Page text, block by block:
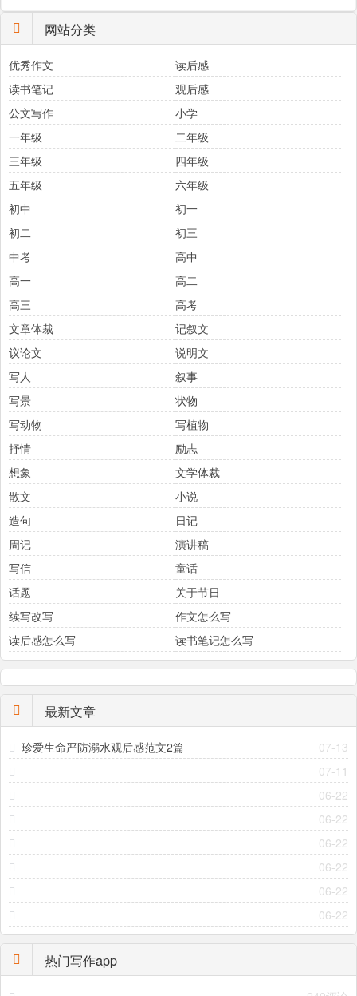
网站分类
优秀作文
读后感
读书笔记
观后感
公文写作
小学
一年级
二年级
三年级
四年级
五年级
六年级
初中
初一
初二
初三
中考
高中
高一
高二
高三
高考
文章体裁
记叙文
议论文
说明文
写人
叙事
写景
状物
写动物
写植物
抒情
励志
想象
文学体裁
散文
小说
造句
日记
周记
演讲稿
写信
童话
话题
关于节日
续写改写
作文怎么写
读后感怎么写
读书笔记怎么写
最新文章
07-13
珍爱生命严防溺水观后感范文2篇
07-11
06-22
06-22
06-22
06-22
06-22
06-22
热门写作app